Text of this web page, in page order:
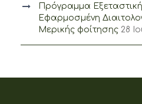
Πρόγραμμα
Εφαρμοσμένη
Μερικής φοίτησης 28